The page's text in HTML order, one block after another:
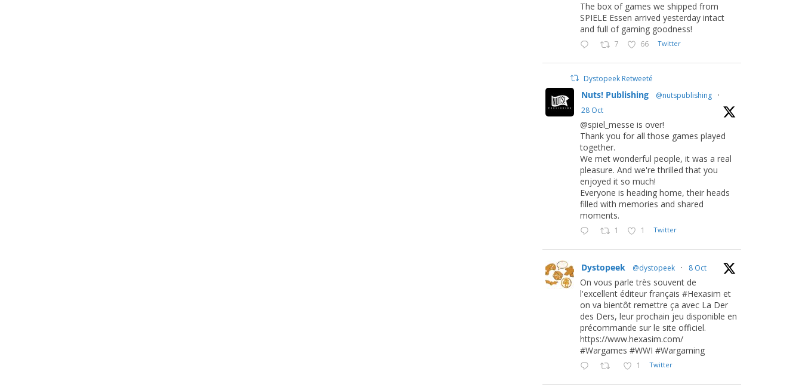
The box of games we shipped from
SPIELE Essen arrived yesterday intact
and full of gaming goodness!
7 66 Twitter
Dystopeek Retweeté
Nuts! Publishing @nutspublishing
·
28 Oct
@spiel_messe is over!
Thank you for all those games played
together.
We met wonderful people, it was a real
pleasure. And we're thrilled that you
enjoyed it so much!
Everyone is heading home, their heads
filled with memories and shared
moments.
1 1 Twitter
Dystopeek @dystopeek · 8 Oct
On vous parle très souvent de
l'excellent éditeur français #Hexasim et
on va bientôt remettre ça avec La Der
des Ders, leur prochain jeu disponible en
précommande sur le site officiel.
https://www.hexasim.com/
#Wargames #WWI #Wargaming
1 Twitter